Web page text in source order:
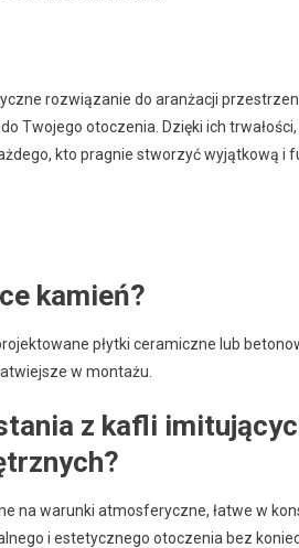
rozwiązanie do aranżacji
Twojego otoczenia. Dzięki ich
kto pragnie stworzyć wyjątkową i
kamień?
płytki ceramiczne lub
w montażu.
z kafli
na warunki atmosferyczne, łatwe w
i estetycznego otoczenia bez